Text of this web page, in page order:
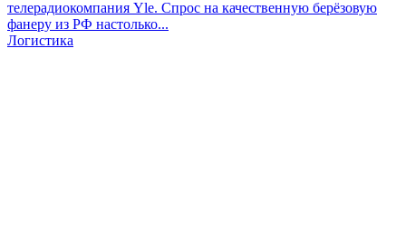
телерадиокомпания Yle. Спрос на качественную берёзовую
фанеру из РФ настолько...
Логистика